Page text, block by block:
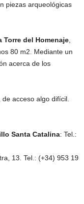
piezas arqueológicas
Torre del Homenaje
80 m2. Mediante un
acerca de los
acceso algo difícil.
Santa Catalina: Tel.:
13. Tel.: (+34) 953 19